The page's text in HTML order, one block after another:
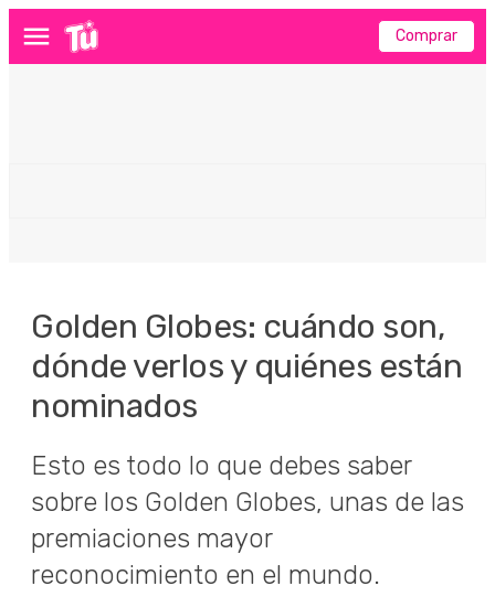
Menú Comprar
Golden Globes: cuándo son,
dónde verlos y quiénes están
nominados
Esto es todo lo que debes saber
sobre los Golden Globes, unas de las
premiaciones mayor
reconocimiento en el mundo.